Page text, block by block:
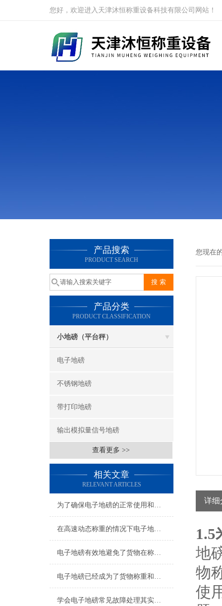
您好，欢迎进入天津沐恒称重设备科技有限公司网站！
产品搜索
PRODUCT SEARCH
产品分类
PRODUCT CLASSIFICATION
小地磅（平台秤）
电子地磅
不锈钢地磅
带打印地磅
输出模拟量信号地磅
查看更多 >>
相关文章
RELEVANT ARTICLES
为了确保电子地磅的正常使用和延长其使用寿命该如何准备
在高速动态称重的情况下电子地磅也能保证测量的准确性和稳定性
电子地磅有效地避免了货物在称重过程中的误差
电子地磅已经成为了货物称重和计量的重要工具
学会电子地磅常见故障处理其实非常有必要
您现在
详细
1.5
地
物
使